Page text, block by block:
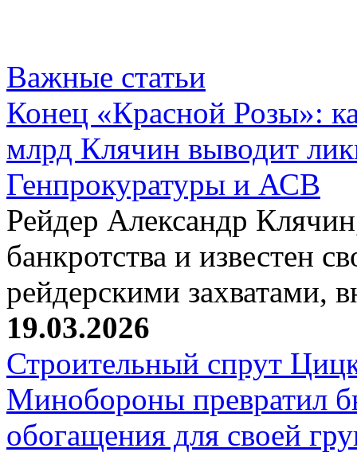
Важные статьи
Конец «Красной Розы»:
млрд Клячин выводит
Генпрокуратуры и АСВ
Рейдер Александр
банкротства и известен
рейдерскими захватами,
19.03.2026
Строительный спрут
Минобороны превратил
обогащения для своей